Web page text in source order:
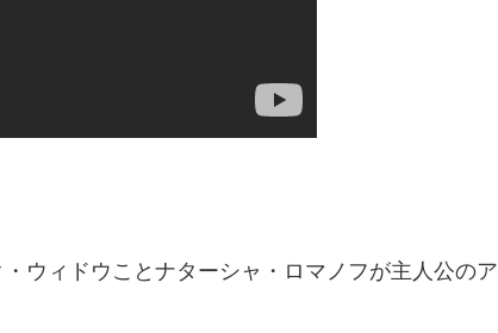
ウィドウことナターシャ・ロマノフが主人公のア